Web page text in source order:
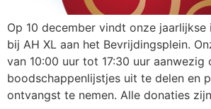
Op 10 december vindt onze jaarlijkse
bij AH XL aan het Bevrijdingsplein.
van 10:00 uur tot 17:30 uur aanwezig
boodschappenlijstjes uit te delen en
ontvangst te nemen. Alle donaties